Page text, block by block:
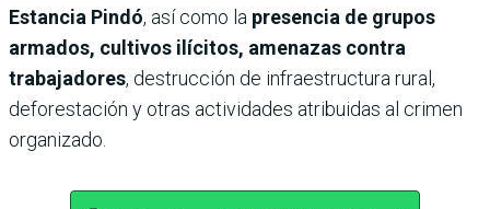
Estancia Pindó, así como la presencia de grupos
armados, cultivos ilícitos, amenazas contra
trabajadores, destrucción de infraestructura rural,
deforestación y otras actividades atribuidas al crimen
organizado.